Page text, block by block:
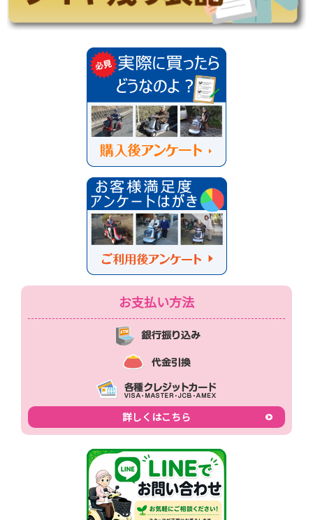
お支払い方法
詳しくはこちら